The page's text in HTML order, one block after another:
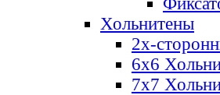
Хольнитены
2х-
6х6
7х7